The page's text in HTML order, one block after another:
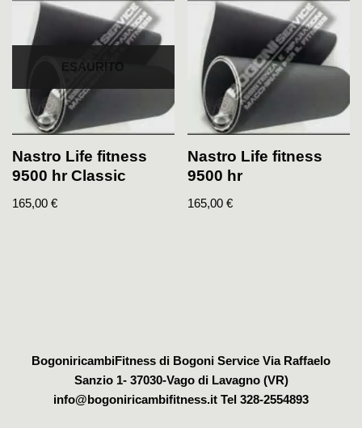
ESAURITO
Nastro Life fitness
9500 hr Classic
165,00 €
Nastro Life fitness
9500 hr
165,00€
BogoniricambiFitness di Bogoni Service Via Raffaelo
Sanzio 1- 37030-Vago di Lavagno (VR)
info@bogoniricambifitness.it Tel 328-2554893